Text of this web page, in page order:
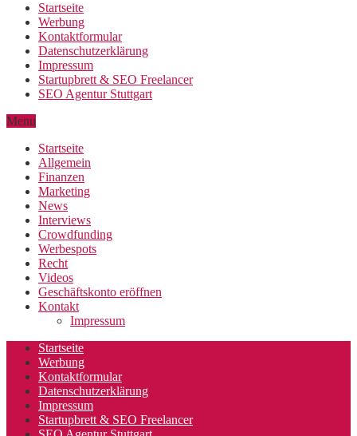
Startseite
Werbung
Kontaktformular
Datenschutzerklärung
Impressum
Startupbrett & SEO Freelancer
SEO Agentur Stuttgart
Menu
Startseite
Allgemein
Finanzen
Marketing
News
Interviews
Crowdfunding
Werbespots
Recht
Videos
Geschäftskonto eröffnen
Kontakt
Impressum
Startseite
Werbung
Kontaktformular
Datenschutzerklärung
Impressum
Startupbrett & SEO Freelancer